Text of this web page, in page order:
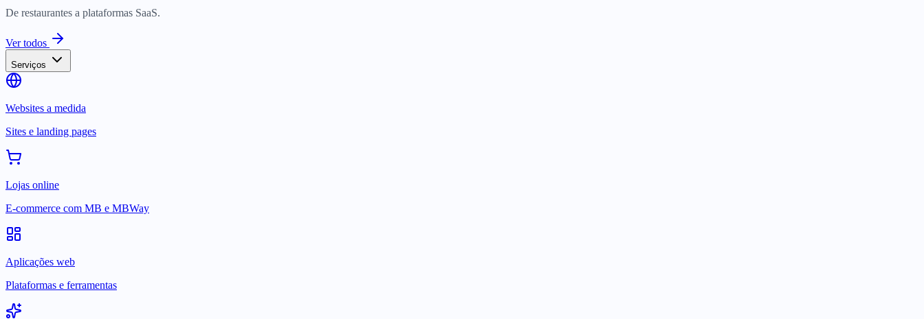
De restaurantes a plataformas SaaS.
Ver todos
Serviços
Websites a medida
Sites e landing pages
Lojas online
E-commerce com MB e MBWay
Aplicações web
Plataformas e ferramentas